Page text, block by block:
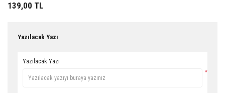
139,00 TL
Yazılacak Yazı
Yazılacak Yazı
*